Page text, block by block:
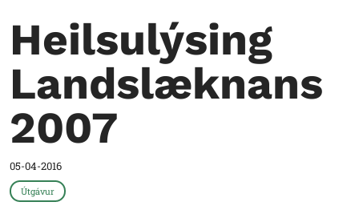
Heilsulýsing
Landslæknans
2007
05-04-2016
Útgávur